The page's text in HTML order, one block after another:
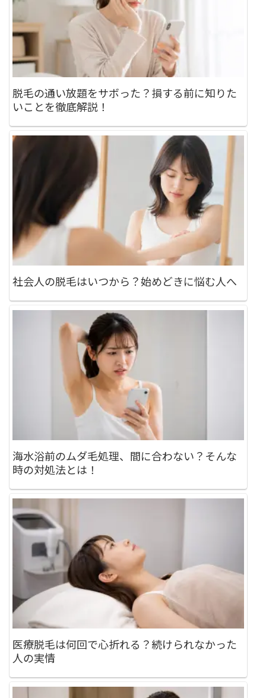
脱毛の通い放題をサボった？損する前に知りた
いことを徹底解説！
社会人の脱毛はいつから？始めどきに悩む人へ
海水浴前のムダ毛処理、間に合わない？そんな
時の対処法とは！
医療脱毛は何回で心折れる？続けられなかった
人の実情